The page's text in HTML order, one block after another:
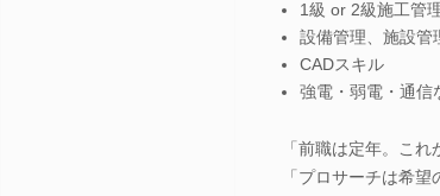
1級 or 2級施工管
設備管理、施設管
CADスキル
強電・弱電・通信
「前職は定年。こ
「プロサーチは希